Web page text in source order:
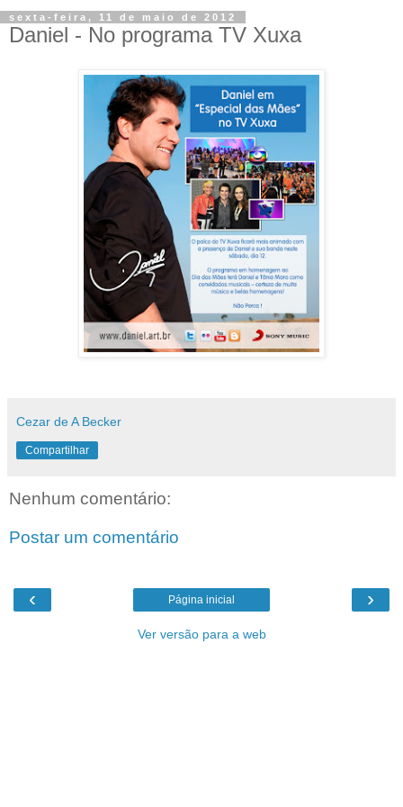
sexta-feira, 11 de maio de 2012
Daniel - No programa TV Xuxa
Cezar de A Becker
Compartilhar
Nenhum comentário:
Postar um comentário
‹ ›
Página inicial
Ver versão para a web